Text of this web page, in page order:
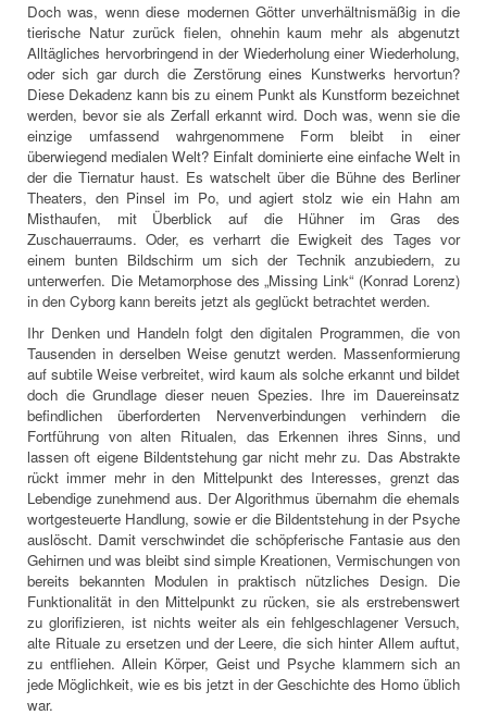
Doch was, wenn diese modernen Götter unverhältnismäßig in die
tierische Natur zurück fielen, ohnehin kaum mehr als abgenutzt
Alltägliches hervorbringend in der Wiederholung einer Wiederholung,
oder sich gar durch die Zerstörung eines Kunstwerks hervortun?
Diese Dekadenz kann bis zu einem Punkt als Kunstform bezeichnet
werden, bevor sie als Zerfall erkannt wird. Doch was, wenn sie die
einzige umfassend wahrgenommene Form bleibt in einer
überwiegend medialen Welt? Einfalt dominierte eine einfache Welt in
der die Tiernatur haust. Es watschelt über die Bühne des Berliner
Theaters, den Pinsel im Po, und agiert stolz wie ein Hahn am
Misthaufen, mit Überblick auf die Hühner im Gras des
Zuschauerraums. Oder, es verharrt die Ewigkeit des Tages vor
einem bunten Bildschirm um sich der Technik anzubiedern, zu
unterwerfen. Die Metamorphose des „Missing Link“ (Konrad Lorenz)
in den Cyborg kann bereits jetzt als geglückt betrachtet werden.
Ihr Denken und Handeln folgt den digitalen Programmen, die von
Tausenden in derselben Weise genutzt werden. Massenformierung
auf subtile Weise verbreitet, wird kaum als solche erkannt und bildet
doch die Grundlage dieser neuen Spezies. Ihre im Dauereinsatz
befindlichen überforderten Nervenverbindungen verhindern die
Fortführung von alten Ritualen, das Erkennen ihres Sinns, und
lassen oft eigene Bildentstehung gar nicht mehr zu. Das Abstrakte
rückt immer mehr in den Mittelpunkt des Interesses, grenzt das
Lebendige zunehmend aus. Der Algorithmus übernahm die ehemals
wortgesteuerte Handlung, sowie er die Bildentstehung in der Psyche
auslöscht. Damit verschwindet die schöpferische Fantasie aus den
Gehirnen und was bleibt sind simple Kreationen, Vermischungen von
bereits bekannten Modulen in praktisch nützliches Design. Die
Funktionalität in den Mittelpunkt zu rücken, sie als erstrebenswert
zu glorifizieren, ist nichts weiter als ein fehlgeschlagener Versuch,
alte Rituale zu ersetzen und der Leere, die sich hinter Allem auftut,
zu entfliehen. Allein Körper, Geist und Psyche klammern sich an
jede Möglichkeit, wie es bis jetzt in der Geschichte des Homo üblich
war.